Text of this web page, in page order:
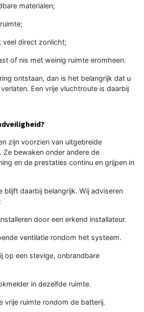
materialen;
veel direct zonlicht;
of nis met weinig ruimte eromheen.
ontstaan, dan is het belangrijk dat u
Een vrije vluchtroute is daarbij
zijn voorzien van uitgebreide
Ze bewaken onder andere de
en de prestaties continu en grijpen in
blijft daarbij belangrijk. Wij adviseren
door een erkend installateur.
ventilatie rondom het systeem.
op een stevige, onbrandbare
in dezelfde ruimte.
vrije ruimte rondom de batterij.